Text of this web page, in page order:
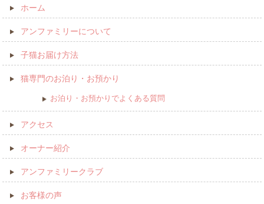
ホーム
アンファミリーについて
子猫お届け方法
猫専門のお泊り・お預かり
お泊り・お預かりでよくある質問
アクセス
オーナー紹介
アンファミリークラブ
お客様の声